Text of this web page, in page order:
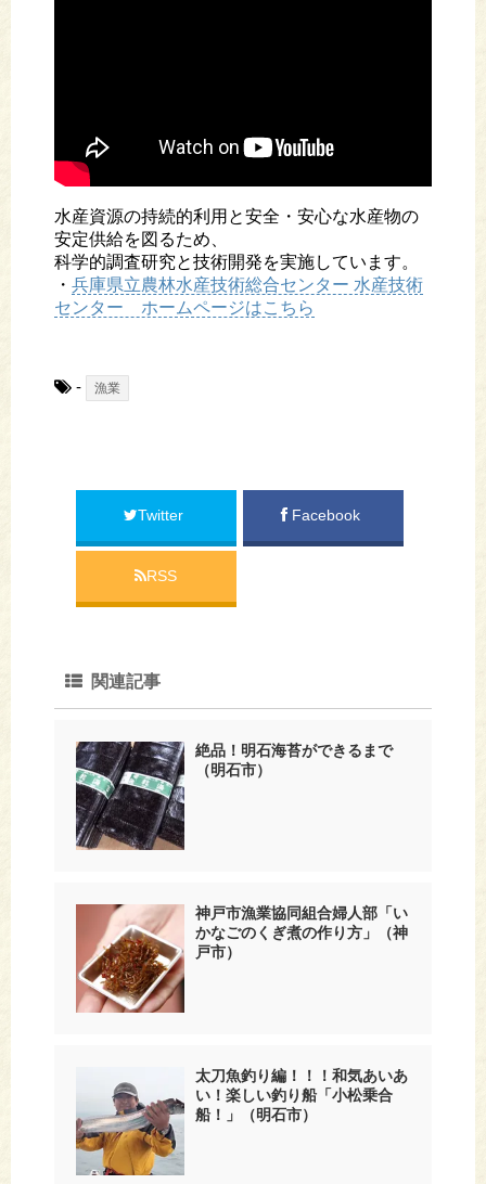
水産資源の持続的利用と安全・安心な水産物の
安定供給を図るため、
科学的調査研究と技術開発を実施しています。
・ 兵庫県立農林水産技術総合センター 水産技術
センター ホームページはこちら
- 漁業
Twitter Facebook
RSS
関連記事
絶品！明石海苔ができるまで
（明石市）
神戸市漁業協同組合婦人部「い
かなごのくぎ煮の作り方」（神
戸市）
太刀魚釣り編！！！和気あいあ
い！楽しい釣り船「小松乗合
船！」（明石市）